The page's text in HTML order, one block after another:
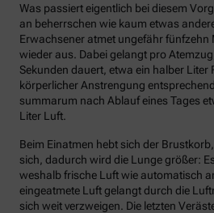
Was passiert eigentlich bei diesem
an beherrschen wie kaum etwas
Erwachsener atmet ungefähr fünfzehn
wieder aus. Dabei gelangt pro
Sekunden dauert, etwa ein halber Liter
körperlicher Anstrengung
summarum nach Ablauf eines Tages
Liter Luft.
Beim Einatmen hebt sich der
sich, dadurch wird die Lunge größer:
weshalb frische Luft wie automatisch
eingeatmete Luft gelangt durch die
sich weit verzweigen. Die letzten